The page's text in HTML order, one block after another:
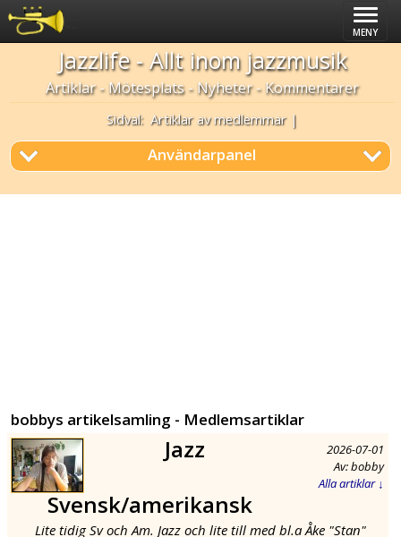
MENY
Jazzlife- Allt inom jazzmusik
Artiklar - Mötesplats - Nyheter - Kommentarer
Sidval:Artiklar av medlemmar|
Användarpanel
bobbys artikelsamling - Medlemsartiklar
2026-07-01
Av: bobby
Alla artiklar ↓
Jazz
Svensk/amerikansk
Lite tidig Sv och Am. Jazz och lite till med bl.a Åke "Stan"